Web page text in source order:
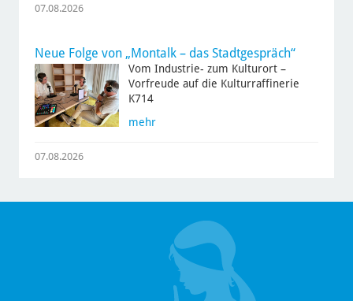
07.08.2026
Neue Folge von „Montalk – das Stadtgespräch“
Vom Industrie- zum Kulturort –
Vorfreude auf die Kulturraffinerie
K714
mehr
07.08.2026